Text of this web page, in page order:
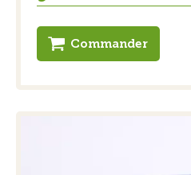
Commander